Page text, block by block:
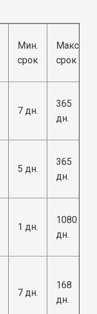
Мин.
срок
Макс.
срок
7 дн.
365
дн.
5 дн.
365
дн.
1 дн.
1080
дн.
7 дн.
168
дн.